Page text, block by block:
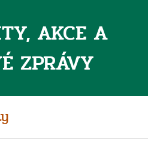
AKCE A
ZPRÁVY